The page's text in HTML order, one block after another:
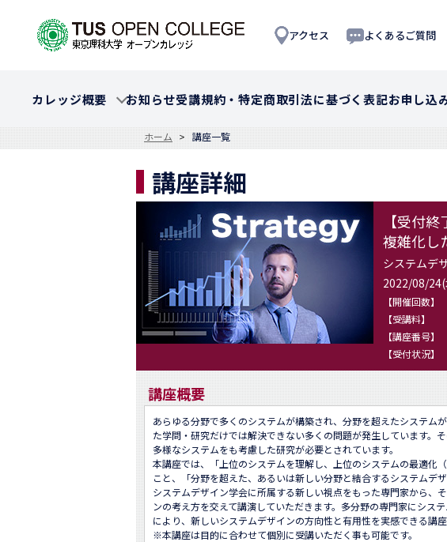
アクセス よくあるご質問
カレッジ概要 お知らせ受講規約・特定商取引法に基づく表記お申し込
ホーム 講座一覧
講座詳細
【受付
複雑化し
システムデ
2022/08/
【開催回数】
【受講料】
【講座番号】
【受付状況】
講座概要
あらゆる分野で多くのシステムが構築され、分野を超えたシステム
た学問・研究だけでは解決できない多くの問題が発生しています。
多様なシステムをも考慮した研究が必要とされています。
本講座では、「上位のシステムを理解し、上位のシステムの最適化
こと、「分野を超えた、あるいは新しい分野と結合するシステムデ
システムデザイン学会に所属する新しい視点をもった専門家から、
ンの考え方を交えて講演していただきます。多分野の専門家にシス
により、新しいシステムデザインの方向性と有用性を実感できる講座
※本講座は目的に合わせて個別に受講いただく事も可能です。